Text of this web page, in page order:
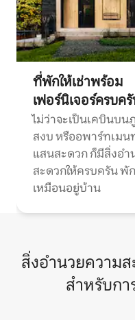
ที่พักให้เช่าพร้อม
เฟอร์นิเจอร์ครบค
ไม่ว่าจะเป็นเคบินบน
สงบ หรืออพาร์ทเมน
แสนสะดวก ก็มีสิ่งอำ
สะดวกให้ครบครัน พั
เหมือนอยู่บ้าน
สิ่งอำนวยความ
สำหรับกา